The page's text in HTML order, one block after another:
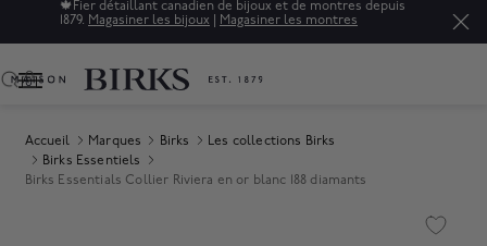
🍁 Fier détaillant canadien de bijoux et de montres depuis
1879. Magasiner les bijoux Magasiner les montres
0
Accueil Marques Birks
Les collections Birks
Birks Essentiels
Birks Essentials Collier Riviera en or blanc 188 diamants